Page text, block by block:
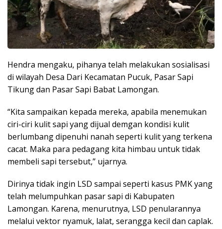
Hendra mengaku, pihanya telah melakukan sosialisasi
di wilayah Desa Dari Kecamatan Pucuk, Pasar Sapi
Tikung dan Pasar Sapi Babat Lamongan.
“Kita sampaikan kepada mereka, apabila menemukan
ciri-ciri kulit sapi yang dijual demgan kondisi kulit
berlumbang dipenuhi nanah seperti kulit yang terkena
cacat. Maka para pedagang kita himbau untuk tidak
membeli sapi tersebut,” ujarnya.
Dirinya tidak ingin LSD sampai seperti kasus PMK yang
telah melumpuhkan pasar sapi di Kabupaten
Lamongan. Karena, menurutnya, LSD penularannya
melalui vektor nyamuk, lalat, serangga kecil dan caplak.